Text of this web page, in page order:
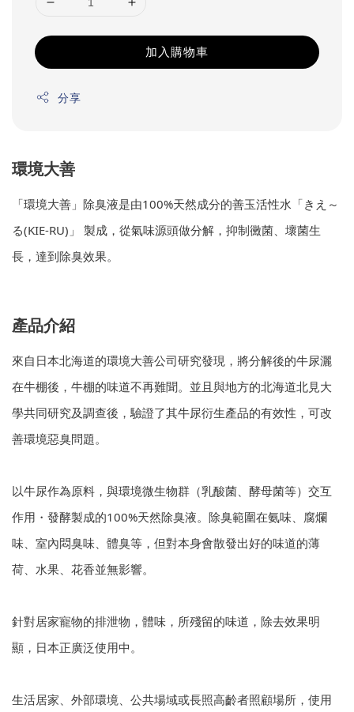
加入購物車
分享
環境大善
「環境大善」除臭液是由100%天然成分的善玉活性水「きえ～
る(KIE-RU)」 製成，從氣味源頭做分解，抑制黴菌、壞菌生
長，達到除臭效果。
產品介紹
來自日本北海道的環境大善公司研究發現，將分解後的牛尿灑
在牛棚後，牛棚的味道不再難聞。並且與地方的北海道北見大
學共同研究及調查後，驗證了其牛尿衍生產品的有效性，可改
善環境惡臭問題。
以牛尿作為原料，與環境微生物群（乳酸菌、酵母菌等）交互
作用・發酵製成的100%天然除臭液。除臭範圍在氨味、腐爛
味、室內悶臭味、體臭等，但對本身會散發出好的味道的薄
荷、水果、花香並無影響。
針對居家寵物的排泄物，體味，所殘留的味道，除去效果明
顯，日本正廣泛使用中。
生活居家、外部環境、公共場域或長照高齡者照顧場所，使用